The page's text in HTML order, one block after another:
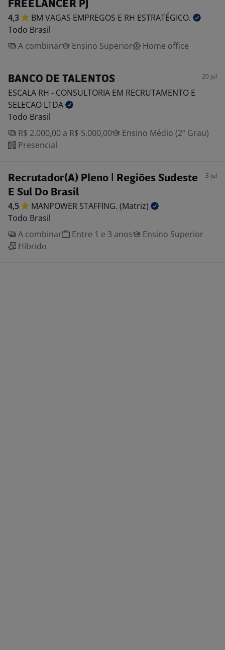
FREELANCER PJ
4,3 BM VAGAS EMPREGOS E RH ESTRATÉGICO.
Todo Brasil
A combinar
Ensino Superior Home office
BANCO DE TALENTOS 20 jul
ESCALA RH - CONSULTORIA EM RECRUTAMENTO E
SELECAO LTDA
Todo Brasil
R$ 2.000,00 a R$ 5.000,00
Ensino Médio (2º Grau)
Presencial
Recrutador(A) Pleno | Regiões Sudeste
E Sul Do Brasil
3 jul
4,5 MANPOWER STAFFING. (Matriz)
Todo Brasil
A combinar
Entre 1 e 3 anos
Ensino Superior
Híbrido